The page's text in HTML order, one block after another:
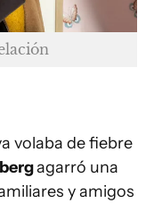
volaba de fiebre
agarró una
y amigos